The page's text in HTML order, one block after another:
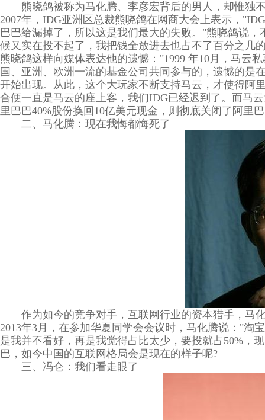
熊晓鸽被称为马化腾、李彦宏背后的男人，却惟独
2007年，IDG亚洲区总裁熊哓鸽在网商大会上表示，
巴巴给漏掉了，所以这是我们最大的失败。"熊哓鸽说
候又实在投不起了，我把钱全放进去也占不了百分之几
熊晓鸽这样向媒体表达他的遗憾："1999 年10月，马云
国、亚洲、欧洲一流的基金公司共同参与的，遗憾的是
开始出现。从此，这个大玩家不断支持马云，才使得阿
合便一直是马云的座上客，我们IDG已经迟到了。而马
里巴巴40%股份换回10亿美元现金，则彻底关闭了阿里
二、马化腾：现在我悔都悔死了
作为如今的竞争对手，互联网行业的资本猎手，马
2013年3月，在参加华夏同学会会议时，马化腾说："淘
是我并不看好，再是我觉得占比太少，要投就占50%，
巴，如今中国的互联网格局会是现在的样子呢?
三、冯仑：我们看走眼了